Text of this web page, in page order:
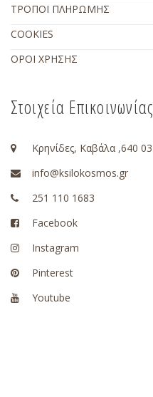
ΤΡΟΠΟΙ ΠΛΗΡΩΜΗΣ
COOKIES
ΟΡΟΙ ΧΡΗΣΗΣ
Στοιχεία Επικοινωνίας
Κρηνίδες, Καβάλα ,640 03
info@ksilokosmos.gr
251 110 1683
Facebook
Instagram
Pinterest
Youtube